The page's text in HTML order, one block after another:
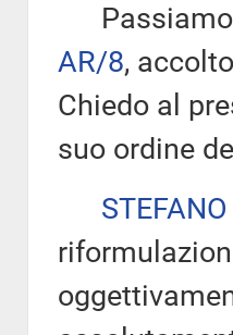
Passiamo
AR/8,
Chiedo al
suo ordine